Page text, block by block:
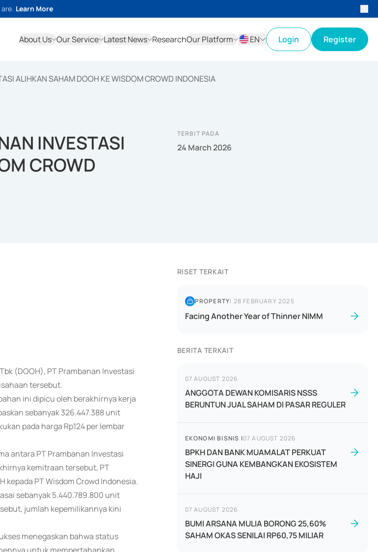
Learn More
About Us Our Service Latest News ResearchOur Platform
EN
Login Register
ALIHKAN SAHAM DOOH KE WISDOM CROWD INDONESIA
INVESTASI
CROWD
TERBIT PADA
24 March 2026
(DOOH), PT Prambanan Investasi
tersebut.
ini dipicu oleh berakhirnya kerja
sebanyak 326.447.388 unit
pada harga Rp124 per lembar
antara PT Prambanan Investasi
kemitraan tersebut, PT
PT Wisdom Crowd Indonesia.
sebanyak 5.440.789.800 unit
jumlah kepemilikannya kini
menegaskan bahwa status
RISET TERKAIT
PROPERTY| 28 FEBRUARY 2025
Facing Another Year of Thinner NIMM
BERITA TERKAIT
07 AUGUST 2026
ANGGOTA DEWAN KOMISARIS NSSS
BERUNTUN JUAL SAHAM DI PASAR REGULER
EKONOMI BISNIS |07 AUGUST 2026
BPKH DAN BANK MUAMALAT PERKUAT
SINERGI GUNA KEMBANGKAN EKOSISTEM
HAJI
07 AUGUST 2026
BUMI ARSANA MULIA BORONG 25,60%
SAHAM OKAS SENILAI RP60,75 MILIAR